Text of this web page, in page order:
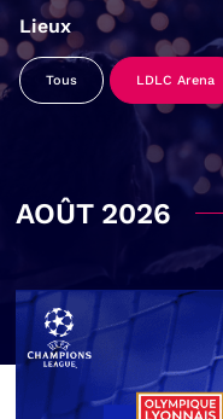
Lieux
Tous LDLC Arena
AOÛT 2026